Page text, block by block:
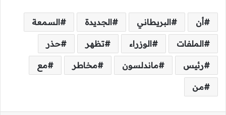
أن البريطاني الجديدة السمعة
الملفات الوزراء تظهر حذر
رئيس ماندلسون مخاطر مع
من